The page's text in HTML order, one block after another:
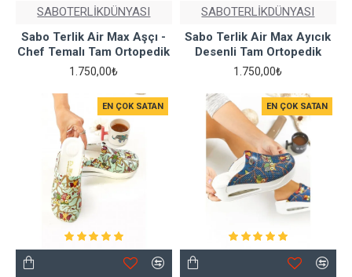
SABOTERLİKDÜNYASI
Sabo Terlik Air Max Aşçı -
Chef Temalı Tam Ortopedik
1.750,00₺
SABOTERLİKDÜNYASI
Sabo Terlik Air Max Ayıcık
Desenli Tam Ortopedik
1.750,00₺
EN ÇOK SATAN EN ÇOK SATAN